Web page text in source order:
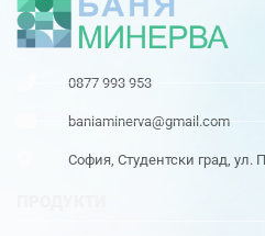
0877 993 953
baniaminerva@gmail.com
София, Студентски град, ул.